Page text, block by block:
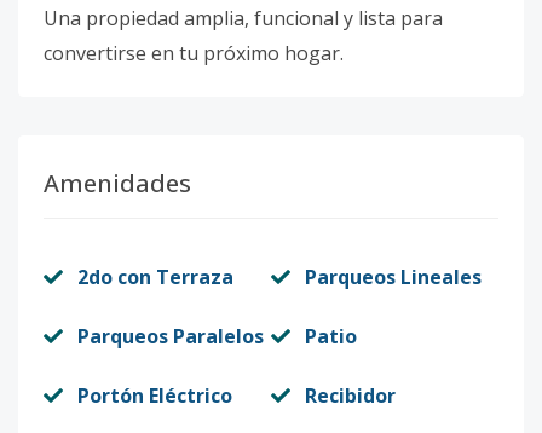
Una propiedad amplia, funcional y lista para
convertirse en tu próximo hogar.
Amenidades
2do con Terraza Parqueos Lineales
Parqueos Paralelos Patio
Portón Eléctrico Recibidor